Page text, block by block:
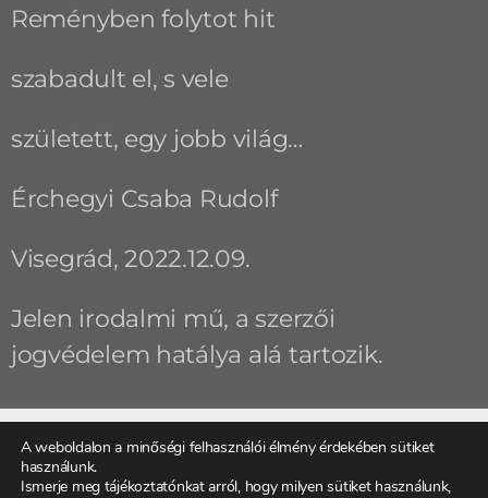
Reményben folytot hit
szabadult el, s vele
született, egy jobb világ…
Érchegyi Csaba Rudolf
Visegrád, 2022.12.09.
Jelen irodalmi mű, a szerzői
jogvédelem hatálya alá tartozik.
ELŐZŐ KÖVETKEZŐ
A weboldalon a minőségi felhasználói élmény érdekében sütiket
használunk.
Ismerje meg tájékoztatónkat arról, hogy milyen sütiket használunk,